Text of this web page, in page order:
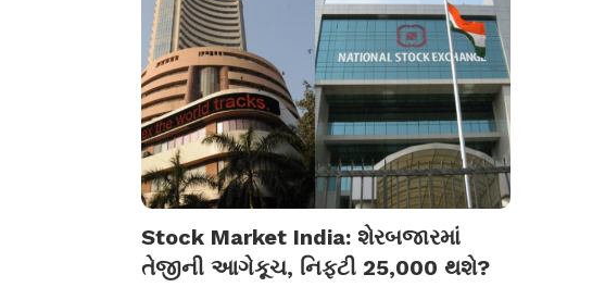
Stock Market India: શેરબજારમાં
તેજીની આગેકૂચ, નિફ્ટી 25,000 થશે?